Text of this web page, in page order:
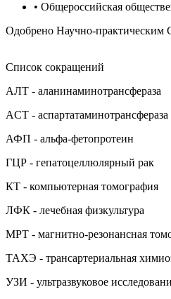
• Общероссийская
Одобрено Научно-
Список сокращений
АЛТ - аланинаминотрансфераза
ACT - аспартатаминотрансфераза
АФП - альфа-фетопротеин
ГЦР - гепатоцеллюлярный рак
КТ - компьютерная томография
ЛФК - лечебная физкультура
МРТ - магнитно-резонансная
ТАХЭ - трансартериальная
УЗИ - ультразвуковое